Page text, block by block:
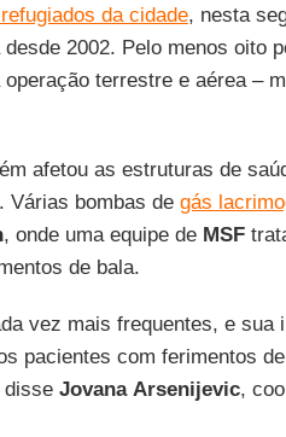
da cidade, nesta
2002. Pelo menos oito
terrestre e aérea –
afetou as estruturas de
Várias bombas de gás
, onde uma equipe de MSF
de bala.
vez mais frequentes, e sua
pacientes com ferimentos
disse Jovana Arsenijevic,